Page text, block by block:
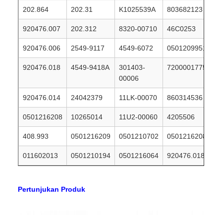
202.864 202.31 K1025539A 803682123
920476.007 202.312 8320-00710 46C0253
920476.006 2549-9117 4549-6072 0501209951
920476.018 4549-9418A
301403-
00006
7200001775
920476.014 24042379 11LK-00070 860314536
0501216208 10265014 11U2-00060 4205506
408.993 0501216209 0501210702 0501216208
011602013 0501210194 0501216064 920476.018
Pertunjukan Produk